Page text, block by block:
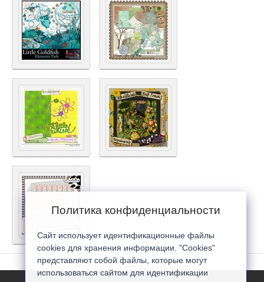
Политика конфиденциальности
Сайт использует идентификационные файлы
cookies для хранения информации. "Cookies"
представляют собой файлы, которые могут
использоваться сайтом для идентификации